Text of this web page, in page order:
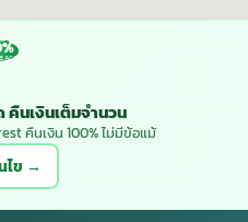
คืนเงินเต็มจำนวน
คืนเงิน 100% ไม่มีข้อแม้
ไข →